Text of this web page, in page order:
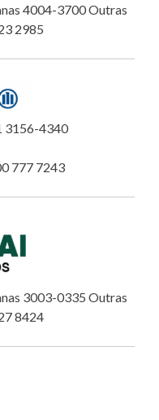
4004-3700 Outras
2985
3156-4340
777 7243
3003-0335 Outras
8424